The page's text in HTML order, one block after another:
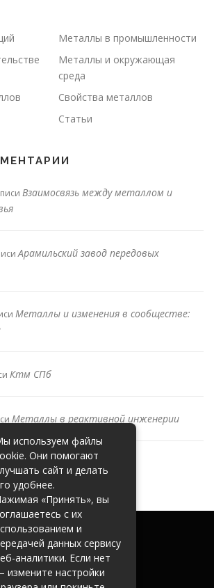
Металлы в промышленности
Металлы и окружающая
среда
Свойства металлов
Статьи
Взаимосвязь между металлом и
Арамильский завод передовых
Металлы и изменения в сообществе:
Ктм СПб
Металлы в реактивной инженерии
используем файлы
Они помогают
сайт и делать
удобнее.
«Принять», вы
с их
и
данных сервису
аналитики. Если нет
измените настройки